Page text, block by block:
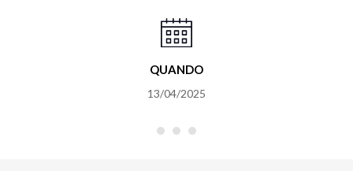
QUANDO
13/04/2025